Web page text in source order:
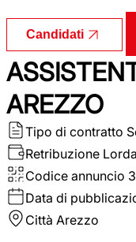
Candidati
AREZZO
Tipo di contratto
Retribuzione Lorda
Codice annuncio
Data di
Città Arezzo